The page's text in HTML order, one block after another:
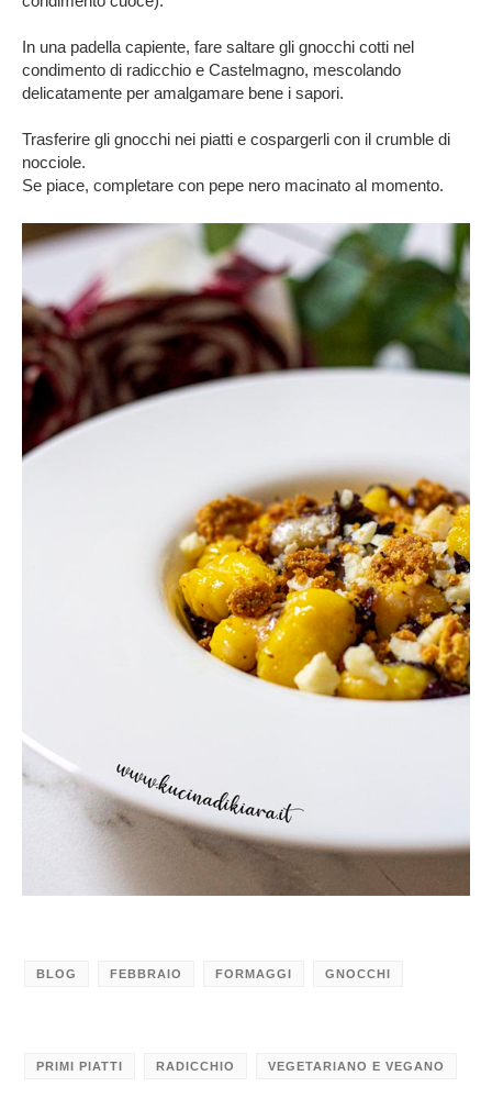
In una padella capiente, fare saltare gli gnocchi cotti nel
condimento di radicchio e Castelmagno, mescolando
delicatamente per amalgamare bene i sapori.
Trasferire gli gnocchi nei piatti e cospargerli con il crumble di
nocciole.
Se piace, completare con pepe nero macinato al momento.
BLOG FEBBRAIO FORMAGGI GNOCCHI
PRIMI PIATTI RADICCHIO VEGETARIANO E VEGANO